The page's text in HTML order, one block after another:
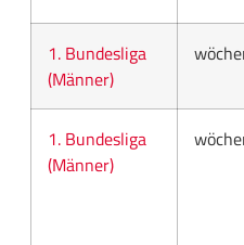
1. Bundesliga
(Männer)
1. Bundesliga
(Männer)